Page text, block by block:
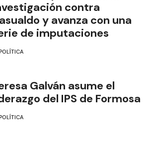
contra
y avanza con una
de imputaciones
Galván asume el
del IPS de Formosa